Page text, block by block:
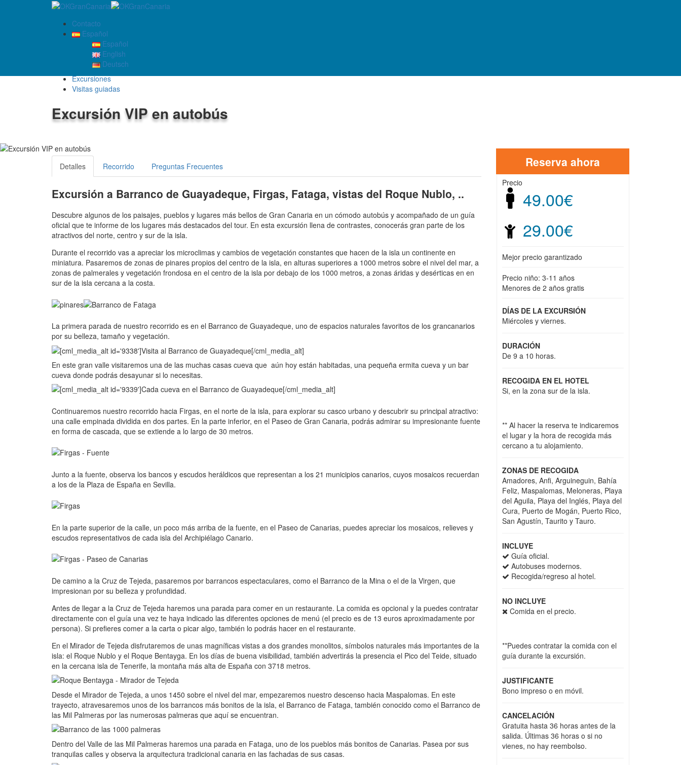
Contacto
Español
Español
English
Deutsch
EXCURSIONES
Excursiones
Visitas guiadas
Excursión VIP en autobús
Detalles Recorrido Preguntas Frecuentes
Excursión a Barranco de Guayadeque, Firgas, Fataga, vistas del Roque Nublo, ..
Descubre algunos de los paisajes, pueblos y lugares más bellos de Gran Canaria en un cómodo autobús y acompañado de un guía
oficial que te informe de los lugares más destacados del tour. En esta excursión llena de contrastes, conocerás gran parte de los
atractivos del norte, centro y sur de la isla.
Durante el recorrido vas a apreciar los microclimas y cambios de vegetación constantes que hacen de la isla un continente en
miniatura. Pasaremos de zonas de pinares propios del centro de la isla, en alturas superiores a 1000 metros sobre el nivel del mar, a
zonas de palmerales y vegetación frondosa en el centro de la isla por debajo de los 1000 metros, a zonas áridas y desérticas en en
sur de la isla cercana a la costa.
La primera parada de nuestro recorrido es en el Barranco de Guayadeque, uno de espacios naturales favoritos de los grancanarios
por su belleza, tamaño y vegetación.
En este gran valle visitaremos una de las muchas casas cueva que aún hoy están habitadas, una pequeña ermita cueva y un bar
cueva donde podrás desayunar si lo necesitas.
Continuaremos nuestro recorrido hacia Firgas, en el norte de la isla, para explorar su casco urbano y descubrir su principal atractivo:
una calle empinada dividida en dos partes. En la parte inferior, en el Paseo de Gran Canaria, podrás admirar su impresionante fuente
en forma de cascada, que se extiende a lo largo de 30 metros.
Junto a la fuente, observa los bancos y escudos heráldicos que representan a los 21 municipios canarios, cuyos mosaicos recuerdan
a los de la Plaza de España en Sevilla.
En la parte superior de la calle, un poco más arriba de la fuente, en el Paseo de Canarias, puedes apreciar los mosaicos, relieves y
escudos representativos de cada isla del Archipiélago Canario.
De camino a la Cruz de Tejeda, pasaremos por barrancos espectaculares, como el Barranco de la Mina o el de la Virgen, que
impresionan por su belleza y profundidad.
Antes de llegar a la Cruz de Tejeda haremos una parada para comer en un restaurante. La comida es opcional y la puedes contratar
directamente con el guía una vez te haya indicado las diferentes opciones de menú (el precio es de 13 euros aproximadamente por
persona). Si prefieres comer a la carta o picar algo, también lo podrás hacer en el restaurante.
En el Mirador de Tejeda disfrutaremos de unas magníficas vistas a dos grandes monolitos, símbolos naturales más importantes de la
isla: el Roque Nublo y el Roque Bentayga. En los días de buena visibilidad, también advertirás la presencia el Pico del Teide, situado
en la cercana isla de Tenerife, la montaña más alta de España con 3718 metros.
Desde el Mirador de Tejeda, a unos 1450 sobre el nivel del mar, empezaremos nuestro descenso hacia Maspalomas. En este
trayecto, atravesaremos unos de los barrancos más bonitos de la isla, el Barranco de Fataga, también conocido como el Barranco de
las Mil Palmeras por las numerosas palmeras que aquí se encuentran.
Dentro del Valle de las Mil Palmeras haremos una parada en Fataga, uno de los pueblos más bonitos de Canarias. Pasea por sus
tranquilas calles y observa la arquitectura tradicional canaria en las fachadas de sus casas.
Reserva ahora
Precio
49.00€
29.00€
Mejor precio garantizado
Precio niño: 3-11 años
Menores de 2 años gratis
DÍAS DE LA EXCURSIÓN
Miércoles y viernes.
DURACIÓN
De 9 a 10 horas.
RECOGIDA EN EL HOTEL
Si, en la zona sur de la isla.
** Al hacer la reserva te indicaremos
el lugar y la hora de recogida más
cercano a tu alojamiento.
ZONAS DE RECOGIDA
Amadores, Anfi, Arguineguin, Bahía
Feliz, Maspalomas, Meloneras, Playa
del Aguila, Playa del Inglés, Playa del
Cura, Puerto de Mogán, Puerto Rico,
San Agustín, Taurito y Tauro.
INCLUYE
Guía oficial.
Autobuses modernos.
Recogida/regreso al hotel.
NO INCLUYE
Comida en el precio.
**Puedes contratar la comida con el
guía durante la excursión.
JUSTIFICANTE
Bono impreso o en móvil.
CANCELACIÓN
Gratuita hasta 36 horas antes de la
salida. Últimas 36 horas o si no
vienes, no hay reembolso.